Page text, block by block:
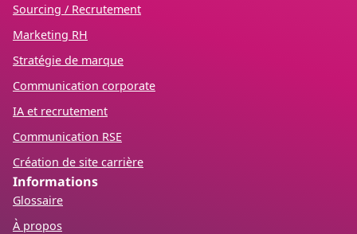
Sourcing / Recrutement
Marketing RH
Stratégie de marque
Communication corporate
IA et recrutement
Communication RSE
Création de site carrière
Informations
Glossaire
À propos